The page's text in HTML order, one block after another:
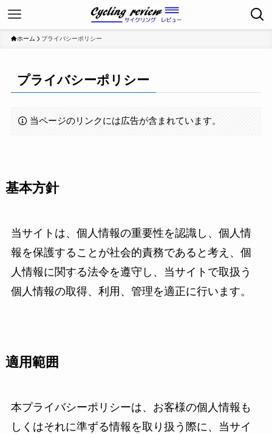
ホーム プライバシーポリシー
プライバシーポリシー
当ページのリンクには広告が含まれています。
基本方針
当サイトは、個人情報の重要性を認識し、個人情
報を保護することが社会的責務であると考え、個
人情報に関する法令を遵守し、当サイトで取扱う
個人情報の取得、利用、管理を適正に行います。
適用範囲
本プライバシーポリシーは、お客様の個人情報も
しくはそれに準ずる情報を取り扱う際に、当サイ